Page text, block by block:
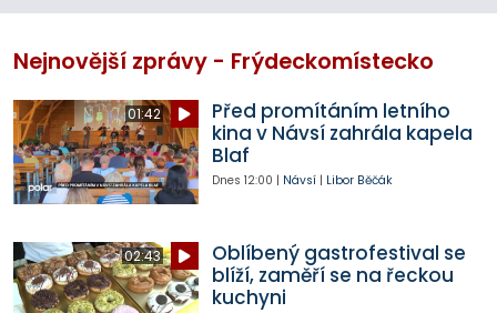
Nejnovější zprávy - Frýdeckomístecko
01:42
Před promítáním letního
kina v Návsí zahrála kapela
Blaf
Dnes 12:00 | Návsí| Libor Běčák
02:43
Oblíbený gastrofestival se
blíží, zaměří se na řeckou
kuchyni